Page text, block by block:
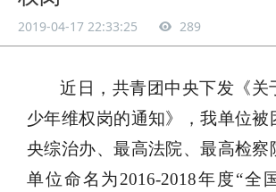
被命名为2016-2018年度“
权岗”
2019-04-17 22:33:25 289
近日，共青团中央下发《关
少年维权岗的通知》，我单位被